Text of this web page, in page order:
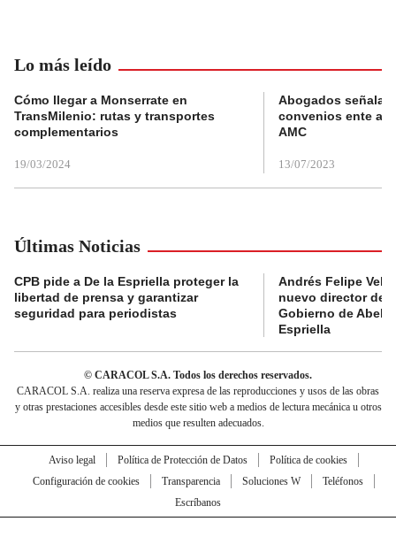
Lo más leído
Cómo llegar a Monserrate en
TransMilenio: rutas y transportes
complementarios
19/03/2024
Abogados
convenios ente
AMC
13/07/2023
Últimas Noticias
CPB pide a De la Espriella proteger la
libertad de prensa y garantizar
seguridad para periodistas
Andrés Felipe
nuevo director de
Gobierno de
Espriella
© CARACOL S.A. Todos los derechos reservados.
CARACOL S.A. realiza una reserva expresa de las reproducciones y usos de las obras
y otras prestaciones accesibles desde este sitio web a medios de lectura mecánica u otros
medios que resulten adecuados.
Aviso legal Política de Protección de Datos
Política de cookies
Configuración de cookies
Transparencia Soluciones W
Teléfonos
Escríbanos